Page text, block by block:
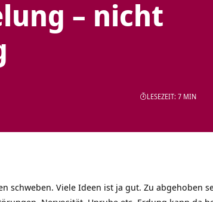
– nicht
LESEZEIT: 7 MIN
schweben. Viele Ideen ist ja gut. Zu abgehoben